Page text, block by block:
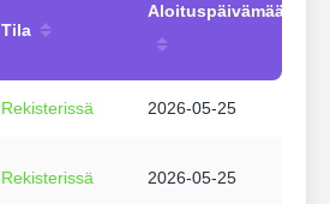
Tila
Aloituspäivämäärä
Rekisterissä 2026-05-25
Rekisterissä 2026-05-25